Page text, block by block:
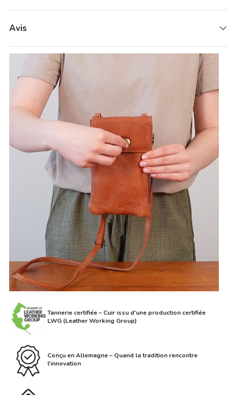
Avis
Tannerie certifiée – Cuir issu d'une production certifiée
LWG (Leather Working Group)
Conçu en Allemagne – Quand la tradition rencontre
l'innovation